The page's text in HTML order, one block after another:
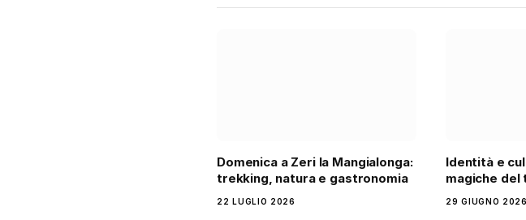
Domenica a Zeri la Mangialonga:
trekking, natura e gastronomia
22 LUGLIO 2026
Identità e
magiche del
29 GIUGNO 2026